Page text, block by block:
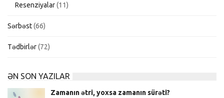
Resenziyalar(11)
Sərbəst(66)
Tədbirlər(72)
ƏN SON YAZILAR
Zamanın ətri, yoxsa zamanın sürəti?